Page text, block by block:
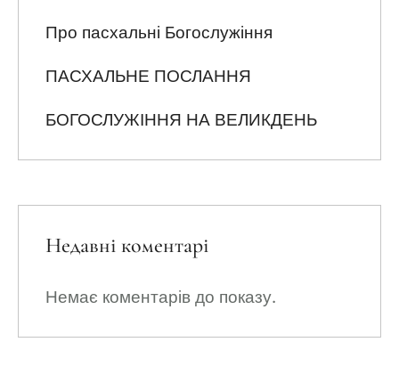
Про пасхальні Богослужіння
ПАСХАЛЬНЕ ПОСЛАННЯ
БОГОСЛУЖІННЯ НА ВЕЛИКДЕНЬ
Недавні коментарі
Немає коментарів до показу.